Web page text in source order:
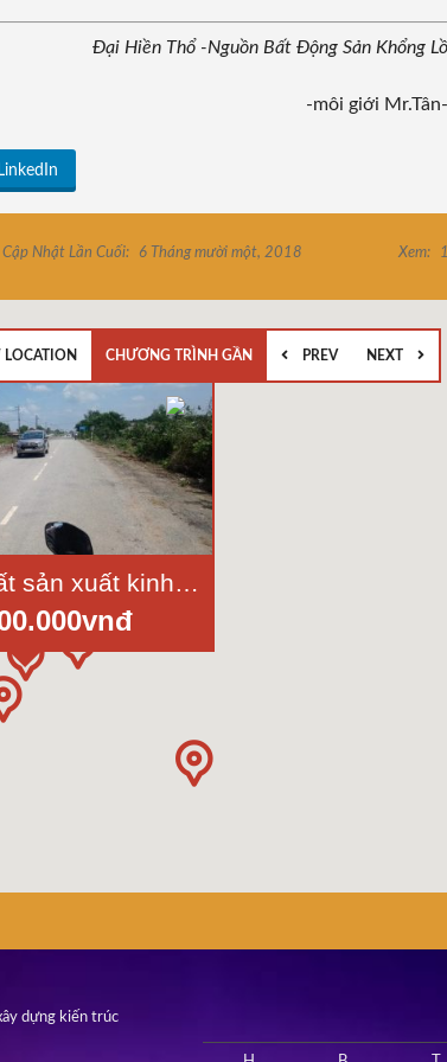
Đại Hiền Thổ -Nguồn Bất Động Sản Khổng Lồ
-môi giới Mr.Tân-
LinkedIn
Cập Nhật Lần Cuối: 6 Tháng mười một, 2018 Xem:
Bán 3 mẫu đất sản xuất kinh doanh gần cảng quốc tế Tân Lập, Cần Giuộc, Long An, DT 30.000 m2
CHƯƠNG TRÌNH GẦN PREV NEXT
dựng kiến trúc